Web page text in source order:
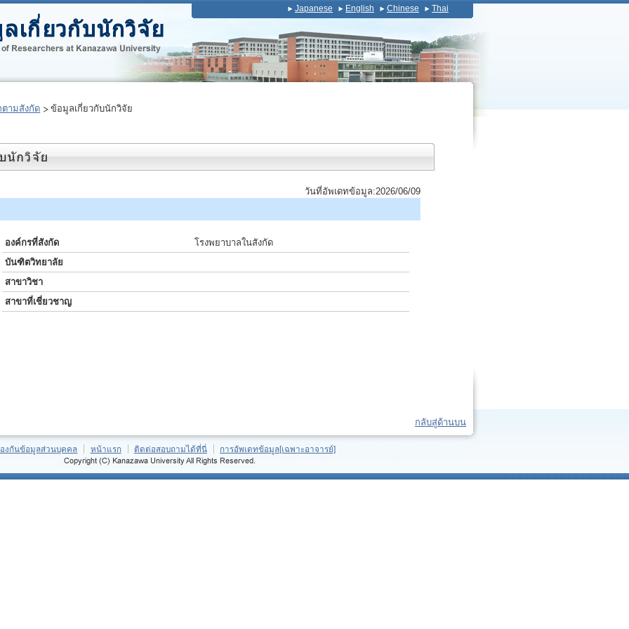
Japanese English Chinese Thai
ตามสังกัด ข้อมูลเกี่ยวกับนักวิจัย
วันที่อัพเดทข้อมูล:2026/06/09
องค์กรที่สังกัด
โรงพยาบาลในสังกัด
บันฑิตวิทยาลัย
สาขาวิชา
สาขาที่เชี่ยวชาญ
กลับสู่ด้านบน
งกันข้อมูลส่วนบุคคล หน้าแรก ติดต่อสอบถามได้ที่นี่ การอัพเดทข้อมูล[เฉพาะอาจารย์]